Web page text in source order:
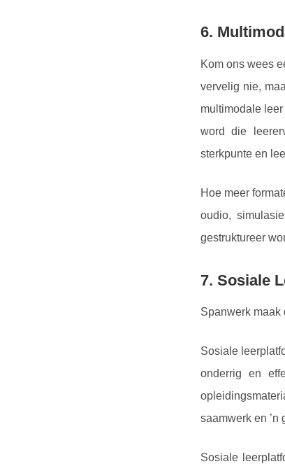
6.
Kom ons wees
vervelig nie,
multimodale
word die
sterkpunte en
Hoe meer
oudio,
gestruktureer
7. Sosiale
Spanwerk maak
Sosiale
onderrig en
saamwerk en ’n
Sosiale